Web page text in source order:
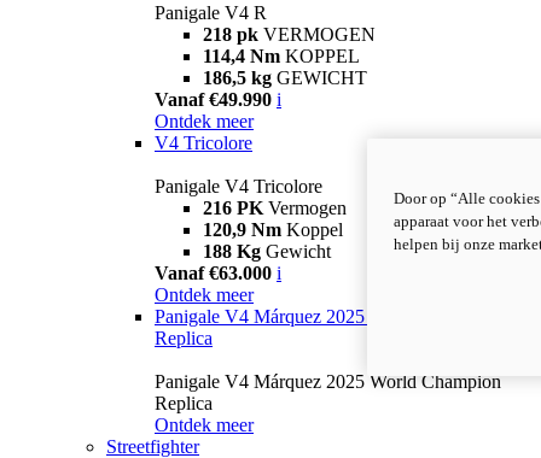
Panigale V4 R
218 pk VERMOGEN
114,4 Nm KOPPEL
186,5 kg GEWICHT
Vanaf €49.990 i
Ontdek meer
V4 Tricolore
Panigale V4 Tricolore
216 PK Vermogen
120,9 Nm Koppel
188 Kg Gewicht
Vanaf €63.000 i
Ontdek meer
Panigale V4 Márquez 2025 World Champion
Replica
Panigale V4 Márquez 2025 World Champion
Replica
Ontdek meer
Streetfighter
Door op “Alle
apparaat voor het
helpen bij onze